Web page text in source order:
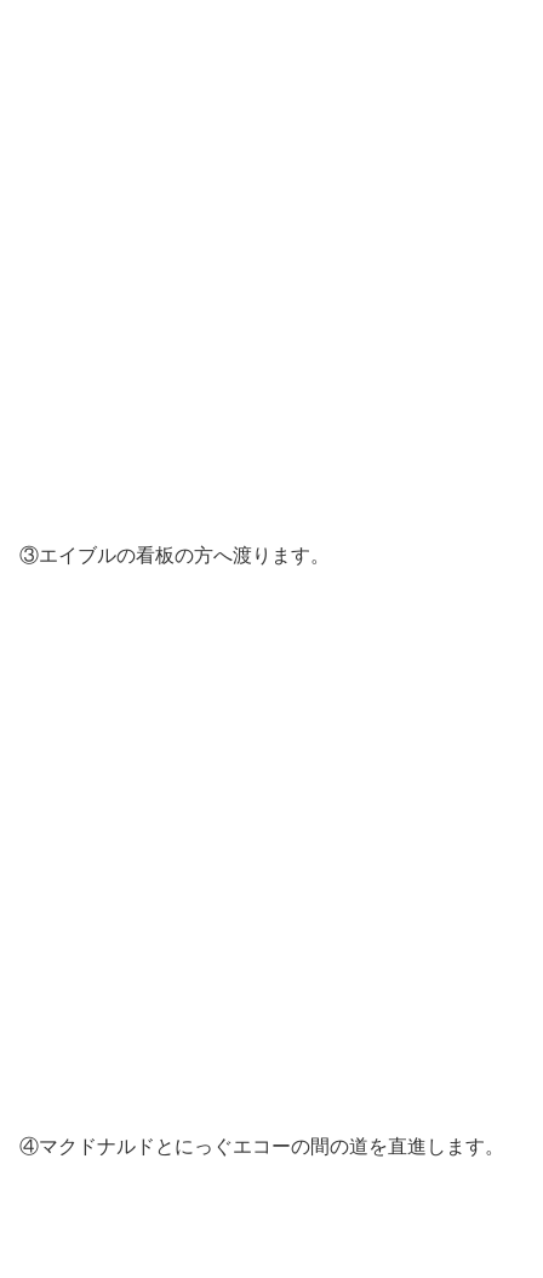
③エイブルの看板の方へ渡ります。
④マクドナルドとにっぐエコーの間の道を直進します。